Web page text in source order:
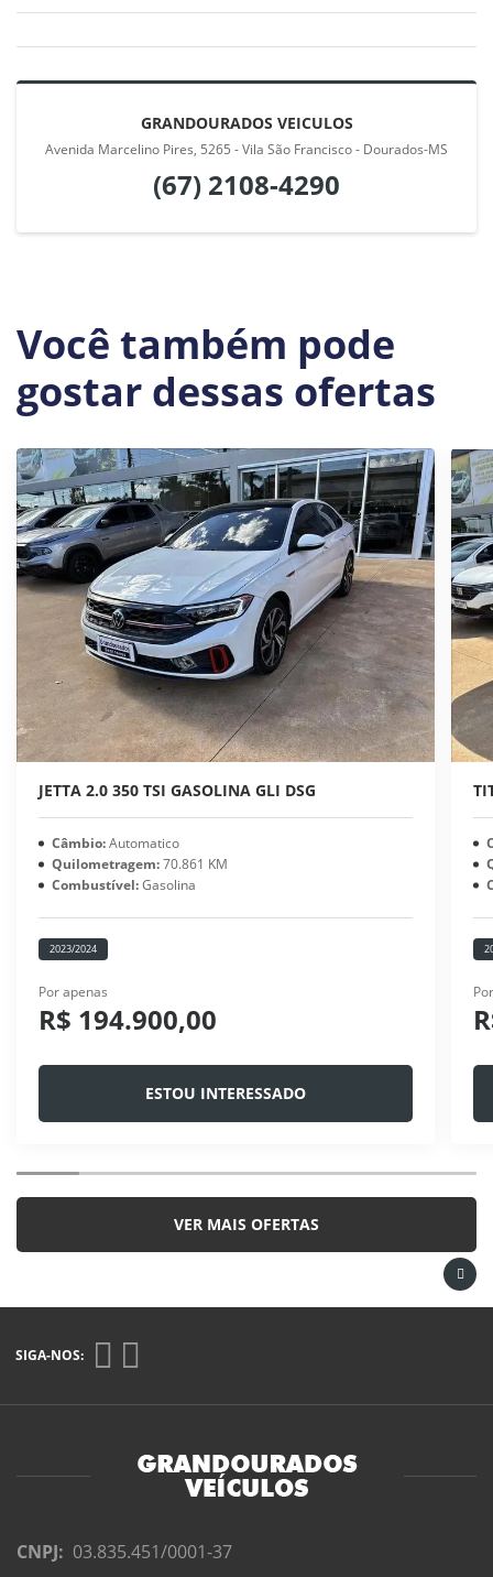
GRANDOURADOS VEICULOS
Avenida Marcelino Pires, 5265 - Vila São Francisco - Dourados-MS
(67) 2108-4290
Você também pode
gostar dessas ofertas
JETTA 2.0 350 TSI GASOLINA GLI DSG
Câmbio:Automatico
Quilometragem:70.861 KM
Combustível:Gasolina
2023/2024
Por apenas
R$ 194.900,00
ESTOU INTERESSADO
VER MAIS OFERTAS
SIGA-NOS:
CNPJ: 03.835.451/0001-37